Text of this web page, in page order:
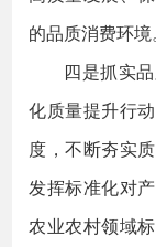
的品质消费环境。
四是抓实
化质量提升行
度，不断夯实
发挥标准化对
农业农村领域